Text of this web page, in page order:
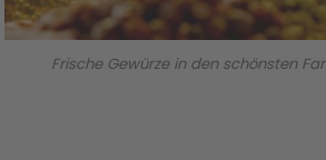
Frische Gewürze in den schönsten